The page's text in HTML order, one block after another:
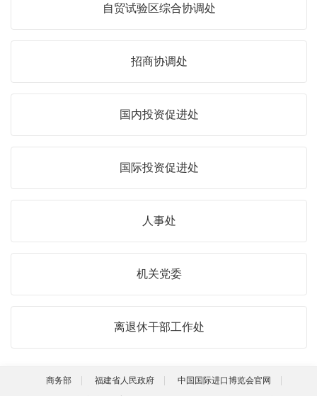
自贸试验区综合协调处
招商协调处
国内投资促进处
国际投资促进处
人事处
机关党委
离退休干部工作处
商务部 福建省人民政府
中国国际进口博览会官网